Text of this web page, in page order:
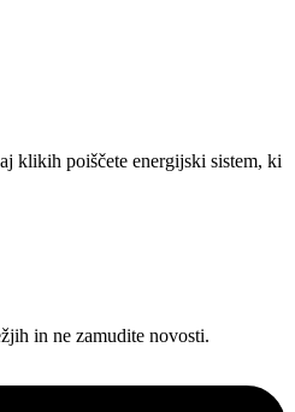
klikih poiščete energijski sistem, ki
in ne zamudite novosti.